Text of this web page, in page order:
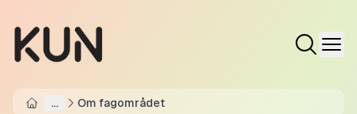
... Om fagområdet